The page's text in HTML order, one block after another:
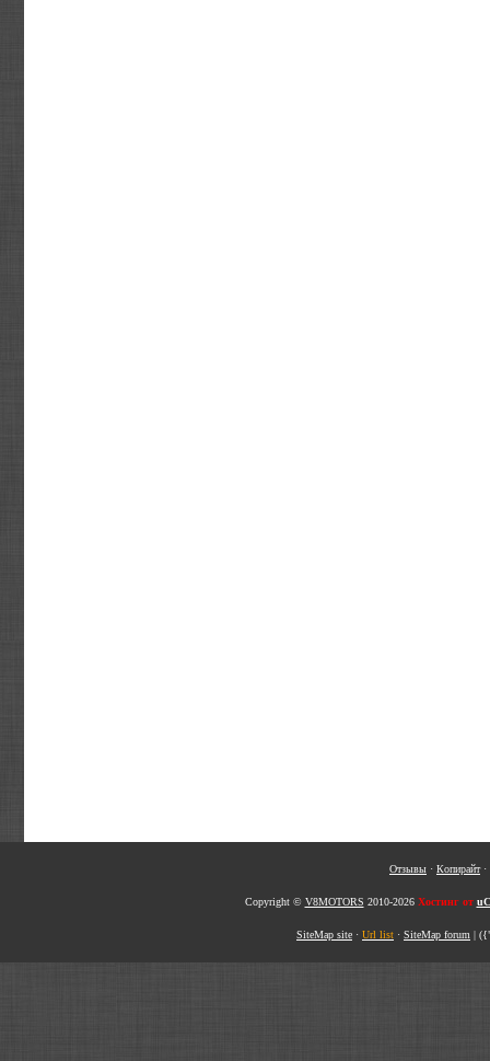
Отзывы · Копирайт·
Copyright © V8MOTORS 2010-2026 Хостинг от
SiteMap site · Url list · SiteMap forum |